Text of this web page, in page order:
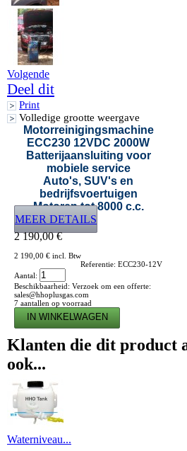
Volgende
Deel dit
Print
Volledige grootte weergave
Motorreinigingsmachine
ECC230 12VDC 2000W
Batterijaansluiting voor
mobiele service
Auto's, SUV's en
bedrijfsvoertuigen
Motoren tot 8000 c.c.
MEER DETAILS
2 190,00 €
2 190,00 € incl. Btw
Referentie: ECC230-12V
Aantal:
Beschikbaarheid: Verzoek om een offerte:
sales@hhoplusgas.com
7 aantallen op voorraad
Klanten die dit product
ook...
Waterniveau...